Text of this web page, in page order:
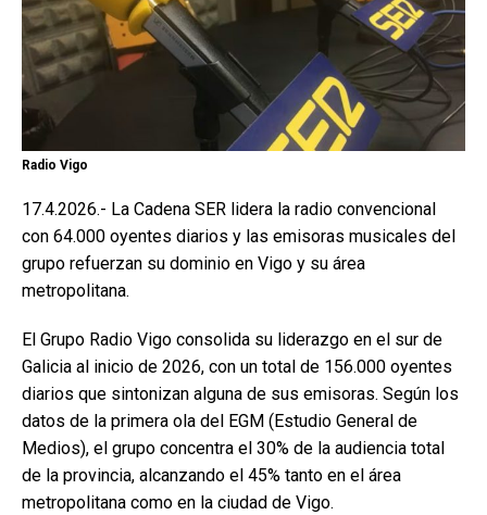
Radio Vigo
17.4.2026.- La Cadena SER lidera la radio convencional
con 64.000 oyentes diarios y las emisoras musicales del
grupo refuerzan su dominio en Vigo y su área
metropolitana.
El Grupo Radio Vigo consolida su liderazgo en el sur de
Galicia al inicio de 2026, con un total de 156.000 oyentes
diarios que sintonizan alguna de sus emisoras. Según los
datos de la primera ola del EGM (Estudio General de
Medios), el grupo concentra el 30% de la audiencia total
de la provincia, alcanzando el 45% tanto en el área
metropolitana como en la ciudad de Vigo.